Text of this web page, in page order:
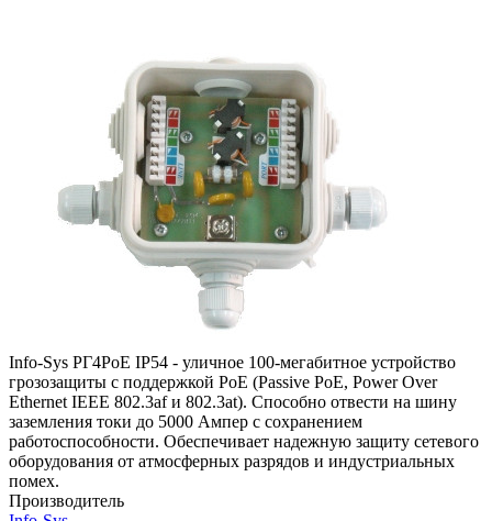
Info-Sys РГ4PoE IP54 - уличное 100-мегабитное устройство
грозозащиты с поддержкой PoE (Passive PoE, Power Over
Ethernet IEEE 802.3af и 802.3at). Способно отвести на шину
заземления токи до 5000 Ампер с сохранением
работоспособности. Обеспечивает надежную защиту сетевого
оборудования от атмосферных разрядов и индустриальных
помех.
Производитель